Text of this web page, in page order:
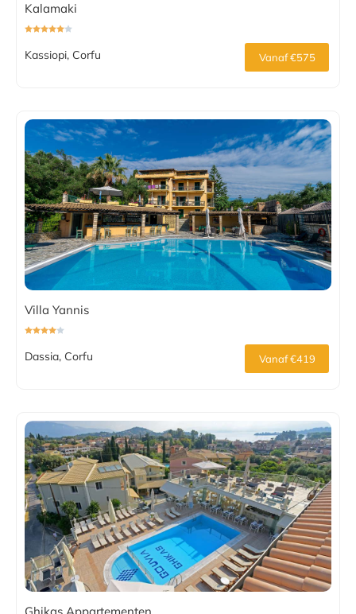
Kalamaki
Kassiopi, Corfu Vanaf €575
Villa Yannis
Dassia, Corfu Vanaf €419